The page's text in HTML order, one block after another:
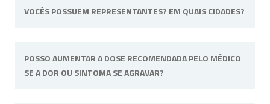
VOCÊS POSSUEM REPRESENTANTES? EM QUAIS CIDADES?
unidade física fica situada em Ribeirão Preto,
interior de São Paulo.
POSSO AUMENTAR A DOSE RECOMENDADA PELO MÉDICO
SE A DOR OU SINTOMA SE AGRAVAR?